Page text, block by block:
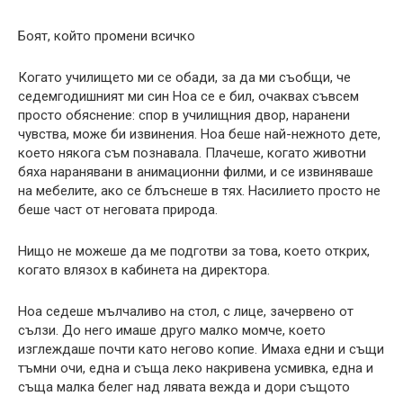
Боят, който промени всичко
Когато училището ми се обади, за да ми съобщи, че
седемгодишният ми син Ноа се е бил, очаквах съвсем
просто обяснение: спор в училищния двор, наранени
чувства, може би извинения. Ноа беше най-нежното дете,
което някога съм познавала. Плачеше, когато животни
бяха наранявани в анимационни филми, и се извиняваше
на мебелите, ако се блъснеше в тях. Насилието просто не
беше част от неговата природа.
Нищо не можеше да ме подготви за това, което открих,
когато влязох в кабинета на директора.
Ноа седеше мълчаливо на стол, с лице, зачервено от
сълзи. До него имаше друго малко момче, което
изглеждаше почти като негово копие. Имаха едни и същи
тъмни очи, една и съща леко накривена усмивка, една и
съща малка белег над лявата вежда и дори същото